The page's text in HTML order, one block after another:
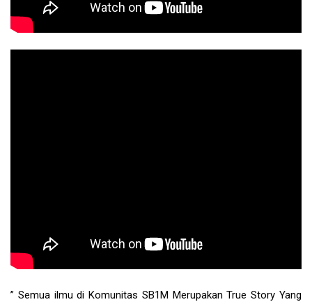
” Semua ilmu di Komunitas SB1M Merupakan True Story Yang